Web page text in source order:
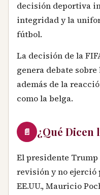
decisión deportiva
integridad y la
fútbol.
La decisión de la
genera debate
además de la
como la belga.
📄 ¿Qué Dicen
El presidente
revisión y no ejerció
EE.UU., Mauricio